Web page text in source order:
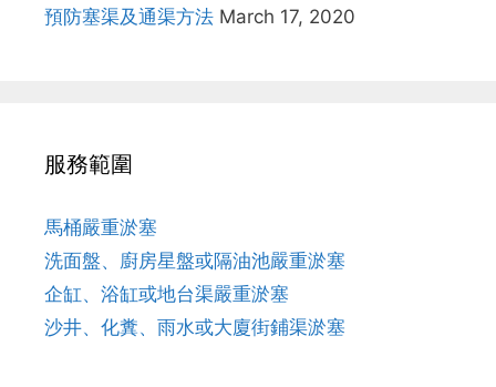
預防塞渠及通渠方法 March 17, 2020
服務範圍
馬桶嚴重淤塞
洗面盤、廚房星盤或隔油池嚴重淤塞
企缸、浴缸或地台渠嚴重淤塞
沙井、化糞、雨水或大廈街鋪渠淤塞